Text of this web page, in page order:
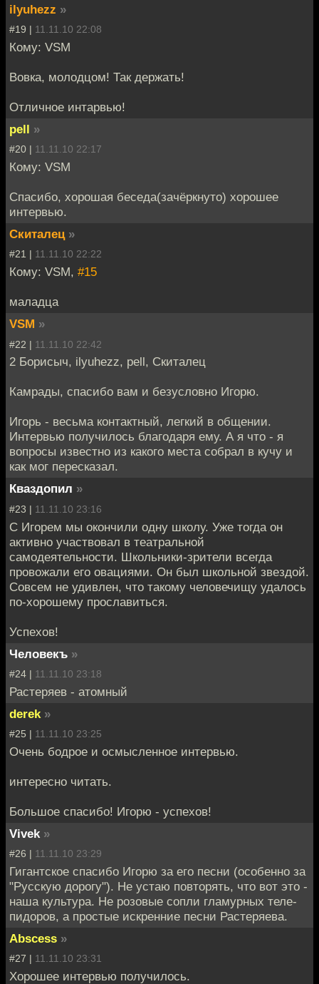
ilyuhezz »
#19 | 11.11.10 22:08
Кому: VSM
Вовка, молодцом! Так держать!
Отличное интарвью!
pell »
#20 | 11.11.10 22:17
Кому: VSМ
Спасибо, хорошая беседа(зачёркнуто) хорошее
интервью.
Скиталец »
#21 | 11.11.10 22:22
Кому: VSM, #15
маладца
VSM »
#22 | 11.11.10 22:42
2 Борисыч, ilyuhezz, pell, Скиталец
Камрады, спасибо вам и безусловно Игорю.
Игорь - весьма контактный, легкий в общении.
Интервью получилось благодаря ему. А я что - я
вопросы известно из какого места собрал в кучу и
как мог пересказал.
Кваздопил »
#23 | 11.11.10 23:16
С Игорем мы окончили одну школу. Уже тогда он
активно участвовал в театральной
самодеятельности. Школьники-зрители всегда
провожали его овациями. Он был школьной звездой.
Совсем не удивлен, что такому человечищу удалось
по-хорошему прославиться.
Успехов!
Человекъ »
#24 | 11.11.10 23:18
Растеряев - атомный
derek »
#25 | 11.11.10 23:25
Очень бодрое и осмысленное интервью.
интересно читать.
Большое спасибо! Игорю - успехов!
Vivek »
#26 | 11.11.10 23:29
Гигантское спасибо Игорю за его песни (особенно за
"Русскую дорогу"). Не устаю повторять, что вот это -
наша культура. Не розовые сопли гламурных теле-
пидоров, а простые искренние песни Растеряева.
Abscess »
#27 | 11.11.10 23:31
Хорошее интервью получилось.